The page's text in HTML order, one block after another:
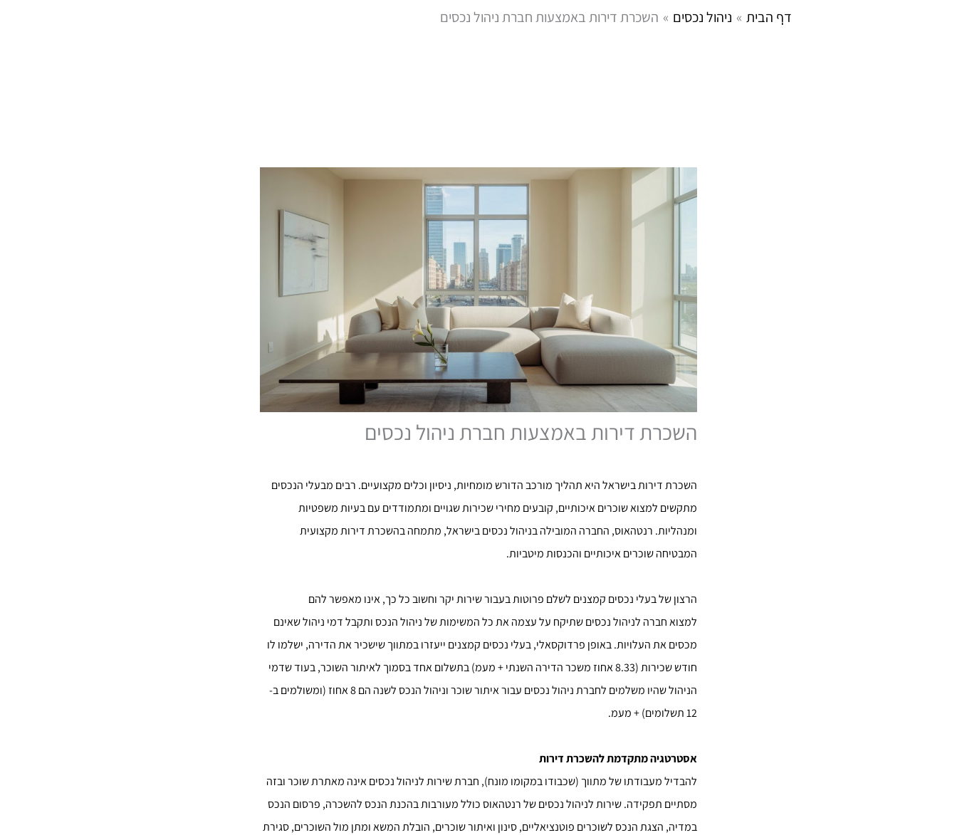
בית אודות אזורי שירות ניהול נכסים ניהול בניינים דף הבית ניהול נכסים השכרת דירות באמצעות חברת ניהול נכסים
השכרת דירות באמצעות חברת ניהול נכסים
השכרת דירות בישראל היא תהליך מורכב הדורש מומחיות, ניסיון וכלים מקצועיים. רבים מבעלי הנכסים
מתקשים למצוא שוכרים איכותיים, קובעים מחירי שכירות שגויים ומתמודדים עם בעיות משפטיות
ומנהליות. רנטהאוס, החברה המובילה בניהול נכסים בישראל, מתמחה בהשכרת דירות מקצועית
המבטיחה שוכרים איכותיים והכנסות מיטביות.
הרצון של בעלי נכסים קמצנים לשלם פרוטות בעבור שירות יקר וחשוב כל כך, אינו מאפשר להם
למצוא חברה לניהול נכסים שתיקח על עצמה את כל המשימות של ניהול הנכס ותקבל דמי ניהול שאינם
מכסים את העלויות. באופן פרדוקסאלי, בעלי נכסים קמצנים ייעזרו במתווך שישכיר את הדירה, ישלמו לו
חודש שכירות (8.33 אחוז משכר הדירה השנתי + מעמ) בתשלום אחד בסמוך לאיתור השוכר, בעוד שדמי
הניהול שהיו משלמים לחברת ניהול נכסים עבור איתור שוכר וניהול הנכס לשנה הם 8 אחוז (ומשולמים ב-
12 תשלומים) + מעמ.
אסטרטגיה מתקדמת להשכרת דירות
להבדיל מעבודתו של מתווך (שכבודו במקומו מונח), חברת שירות לניהול נכסים אינה מאתרת שוכר ובזה
מסתיים תפקידה. שירות לניהול נכסים של רנטהאוס כולל מעורבות בהכנת הנכס להשכרה, פרסום הנכס
במדיה, הצגת הנכס לשוכרים פוטנציאליים, סינון ואיתור שוכרים, הובלת המשא ומתן מול השוכרים, סגירת